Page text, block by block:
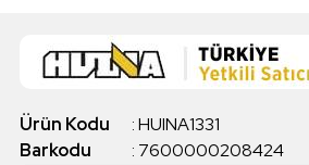
Ürün Kodu :HUINA1331
Barkodu
: 7600000208424